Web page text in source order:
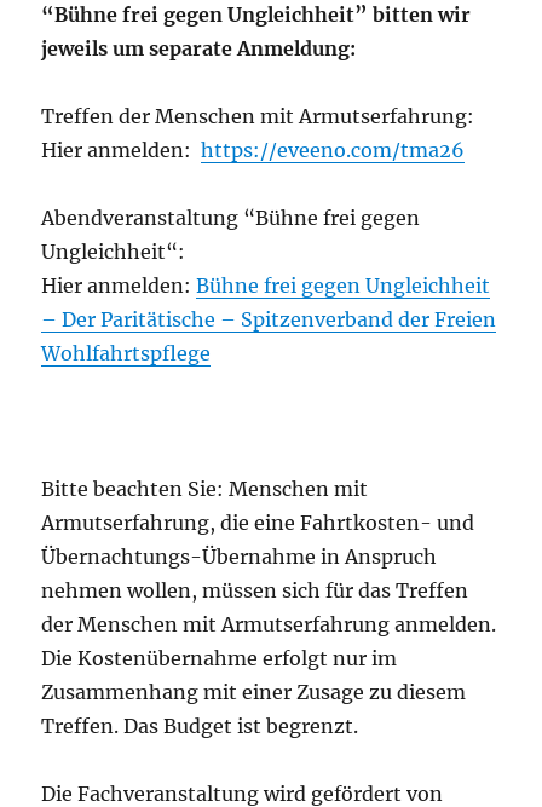
“Bühne frei gegen Ungleichheit” bitten wir
jeweils um separate Anmeldung:
Treffen der Menschen mit Armutserfahrung:
Hier anmelden:https://eveeno.com/tma26
Abendveranstaltung “Bühne frei gegen
Ungleichheit“:
Hier anmelden:Bühne frei gegen Ungleichheit
– Der Paritätische – Spitzenverband der Freien
Wohlfahrtspflege
Bitte beachten Sie: Menschen mit
Armutserfahrung, die eine Fahrtkosten- und
Übernachtungs-Übernahme in Anspruch
nehmen wollen, müssen sich für das Treffen
der Menschen mit Armutserfahrung anmelden.
Die Kostenübernahme erfolgt nur im
Zusammenhang mit einer Zusage zu diesem
Treffen. Das Budget ist begrenzt.
Die Fachveranstaltung wird gefördert von